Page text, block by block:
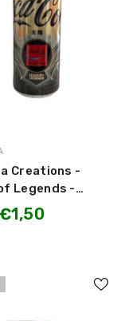
Creations -
Legends -
330ml
€1,50